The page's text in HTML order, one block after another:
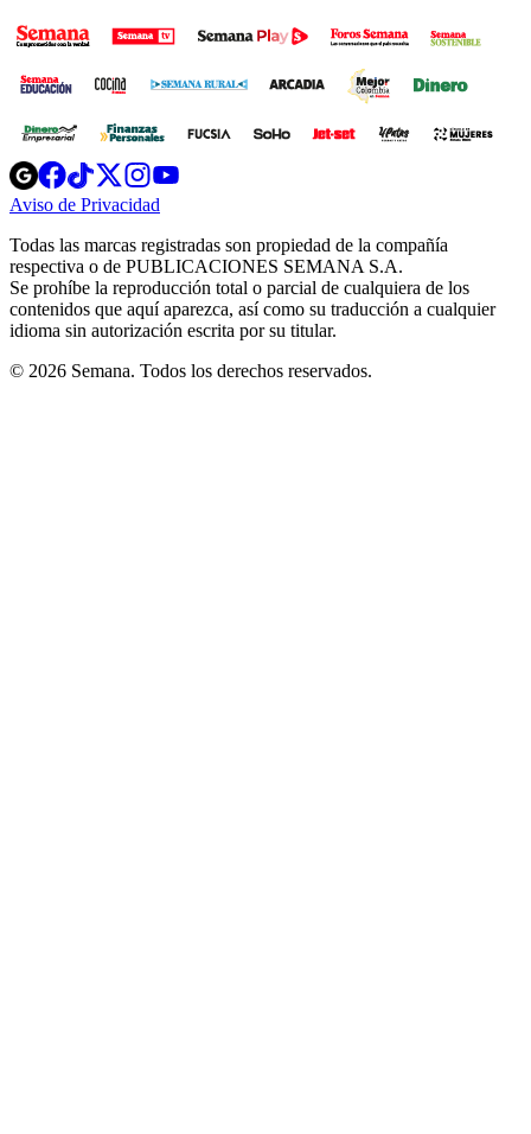
Opens
in
new
Opens
in
new
Opens
in
new
window
Opens
new
windowwindow
Aviso de Privacidad
new
window
Todas las marcas registradas son propiedad de la compañía
respectiva o de PUBLICACIONES SEMANA S.A.
Se prohíbe la reproducción total o parcial de cualquiera de los
contenidos que aquí aparezca, así como su traducción a cualquier
idioma sin autorización escrita por su titular.
© 2026 Semana. Todos los derechos reservados.